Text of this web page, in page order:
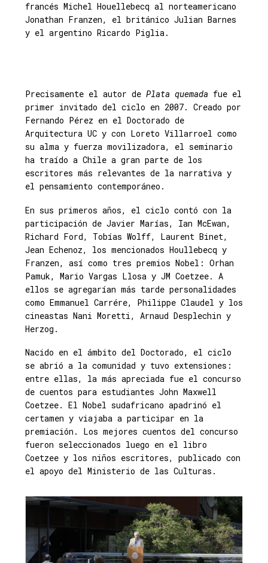
francés Michel Houellebecq al norteamericano
Jonathan Franzen, el británico Julian Barnes
y el argentino Ricardo Piglia.
Precisamente el autor de Plata quemada fue el
primer invitado del ciclo en 2007. Creado por
Fernando Pérez en el Doctorado de
Arquitectura UC y con Loreto Villarroel como
su alma y fuerza movilizadora, el seminario
ha traído a Chile a gran parte de los
escritores más relevantes de la narrativa y
el pensamiento contemporáneo.
En sus primeros años, el ciclo contó con la
participación de Javier Marías, Ian McEwan,
Richard Ford, Tobías Wolff, Laurent Binet,
Jean Echenoz, los mencionados Houllebecq y
Franzen, así como tres premios Nobel: Orhan
Pamuk, Mario Vargas Llosa y JM Coetzee. A
ellos se agregarían más tarde personalidades
como Emmanuel Carrére, Philippe Claudel y los
cineastas Nani Moretti, Arnaud Desplechin y
Herzog.
Nacido en el ámbito del Doctorado, el ciclo
se abrió a la comunidad y tuvo extensiones:
entre ellas, la más apreciada fue el concurso
de cuentos para estudiantes John Maxwell
Coetzee. El Nobel sudafricano apadrinó el
certamen y viajaba a participar en la
premiación. Los mejores cuentos del concurso
fueron seleccionados luego en el libro
Coetzee y los niños escritores, publicado con
el apoyo del Ministerio de las Culturas.